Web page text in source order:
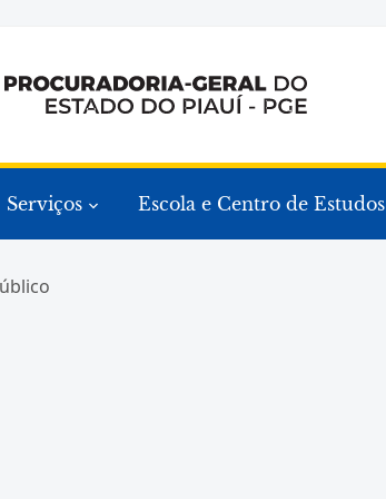
Serviços Escola e Centro de Estudos